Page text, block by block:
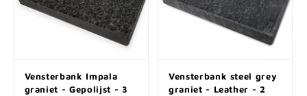
Vensterbank Impala
graniet - Gepolijst - 3
Vensterbank steel grey
graniet - Leather - 2